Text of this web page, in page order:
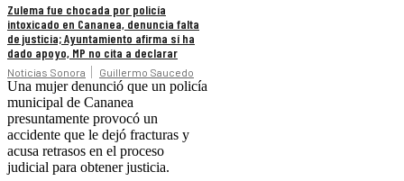
Zulema fue chocada por policía
intoxicado en Cananea, denuncia falta
de justicia; Ayuntamiento afirma sí ha
dado apoyo, MP no cita a declarar
Noticias Sonora Guillermo Saucedo
Una mujer denunció que un policía
municipal de Cananea
presuntamente provocó un
accidente que le dejó fracturas y
acusa retrasos en el proceso
judicial para obtener justicia.